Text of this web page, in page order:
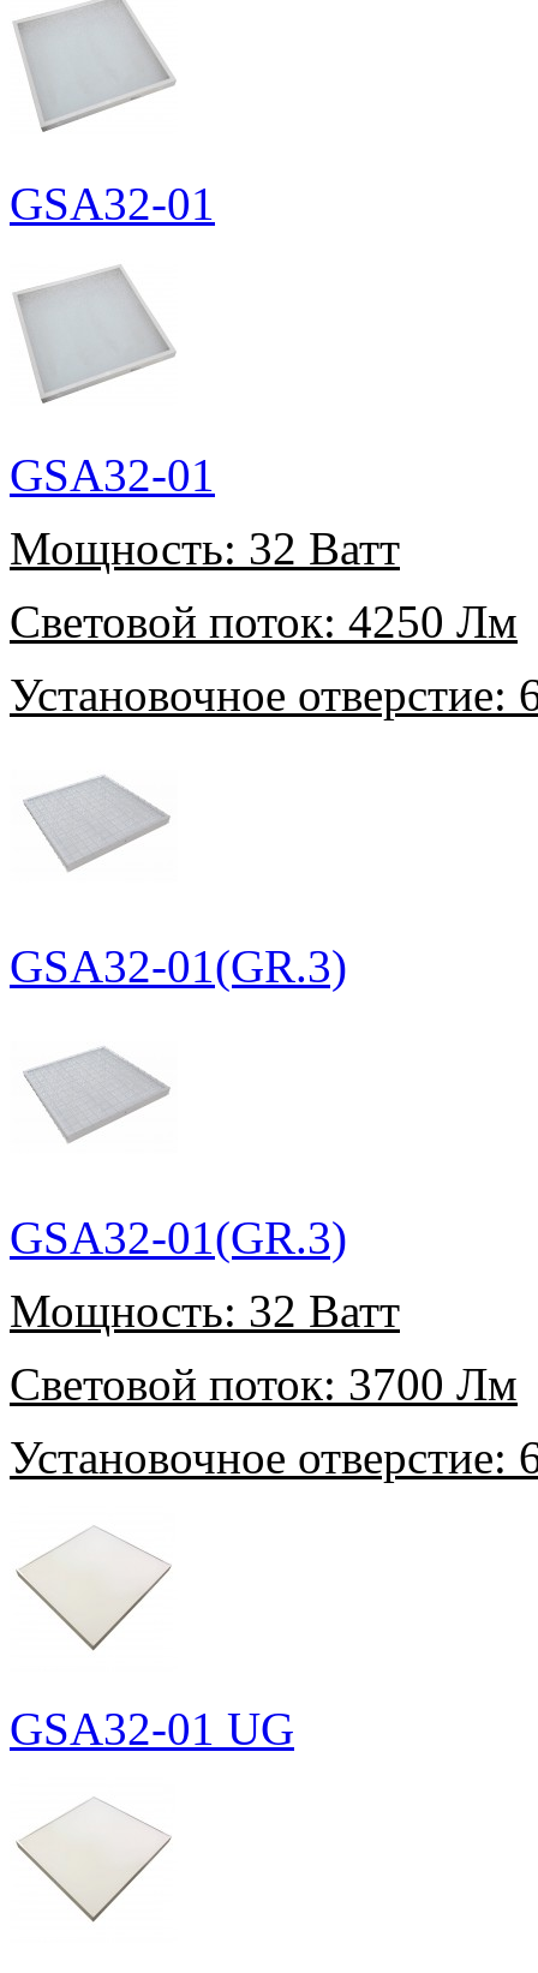
GSA32-01
GSA32-01
Мощность: 32 Ватт
Световой поток: 4250 Лм
Установочное отверстие:
GSA32-01(GR.3)
GSA32-01(GR.3)
Мощность: 32 Ватт
Световой поток: 3700 Лм
Установочное отверстие:
GSA32-01 UG